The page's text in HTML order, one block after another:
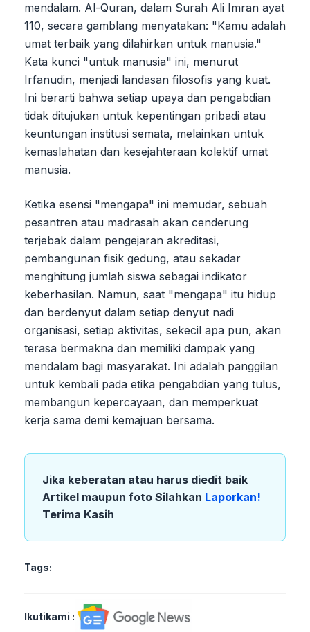
mendalam. Al-Quran, dalam Surah Ali Imran ayat
110, secara gamblang menyatakan: "Kamu adalah
umat terbaik yang dilahirkan untuk manusia."
Kata kunci "untuk manusia" ini, menurut
Irfanudin, menjadi landasan filosofis yang kuat.
Ini berarti bahwa setiap upaya dan pengabdian
tidak ditujukan untuk kepentingan pribadi atau
keuntungan institusi semata, melainkan untuk
kemaslahatan dan kesejahteraan kolektif umat
manusia.
Ketika esensi "mengapa" ini memudar, sebuah
pesantren atau madrasah akan cenderung
terjebak dalam pengejaran akreditasi,
pembangunan fisik gedung, atau sekadar
menghitung jumlah siswa sebagai indikator
keberhasilan. Namun, saat "mengapa" itu hidup
dan berdenyut dalam setiap denyut nadi
organisasi, setiap aktivitas, sekecil apa pun, akan
terasa bermakna dan memiliki dampak yang
mendalam bagi masyarakat. Ini adalah panggilan
untuk kembali pada etika pengabdian yang tulus,
membangun kepercayaan, dan memperkuat
kerja sama demi kemajuan bersama.
Jika keberatan atau harus diedit baik
Artikel maupun foto Silahkan Laporkan!
Terima Kasih
Tags:
Ikutikami :